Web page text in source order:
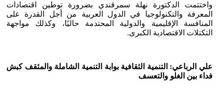
واختتمت الدكتورة نهلة سمرقندي بضرورة توطين اقتصادات
المعرفة والتكنولوجيا في الدول العربية من أجل القدرة على
المنافسة الإقليمية والدولية المحتدمة حاليًا، وكذلك مواجهة
التكتلات الاقتصادية الكبرى.
علي الرباعي: التنمية الثقافية بوابة التنمية الشاملة والمثقف كبش
فداء بين الغلو والتعسف